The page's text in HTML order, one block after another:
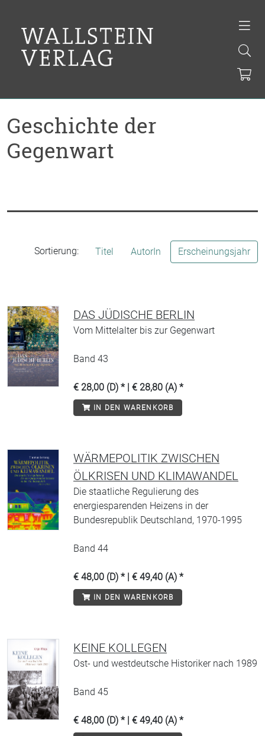
Geschichte der
Gegenwart
Sortierung: Titel AutorIn Erscheinungsjahr
DAS JÜDISCHE BERLIN
Vom Mittelalter bis zur Gegenwart
Band 43
€ 28,00 (D) * | € 28,80 (A) *
IN DEN WARENKORB
WÄRMEPOLITIK ZWISCHEN
ÖLKRISEN UND KLIMAWANDEL
Die staatliche Regulierung des
energiesparenden Heizens in der
Bundesrepublik Deutschland, 1970-1995
Band 44
€ 48,00 (D) * | € 49,40 (A) *
IN DEN WARENKORB
KEINE KOLLEGEN
Ost- und westdeutsche Historiker nach 1989
Band 45
€ 48,00 (D) * | € 49,40 (A) *